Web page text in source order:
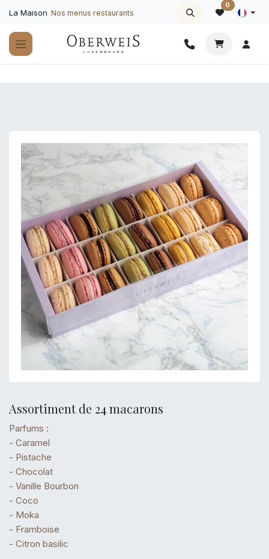
La Maison Nos menus restaurants
0
Assortiment de 24 macarons
Parfums :
- Caramel
- Pistache
- Chocolat
- Vanille Bourbon
- Coco
- Moka
- Framboise
- Citron basilic